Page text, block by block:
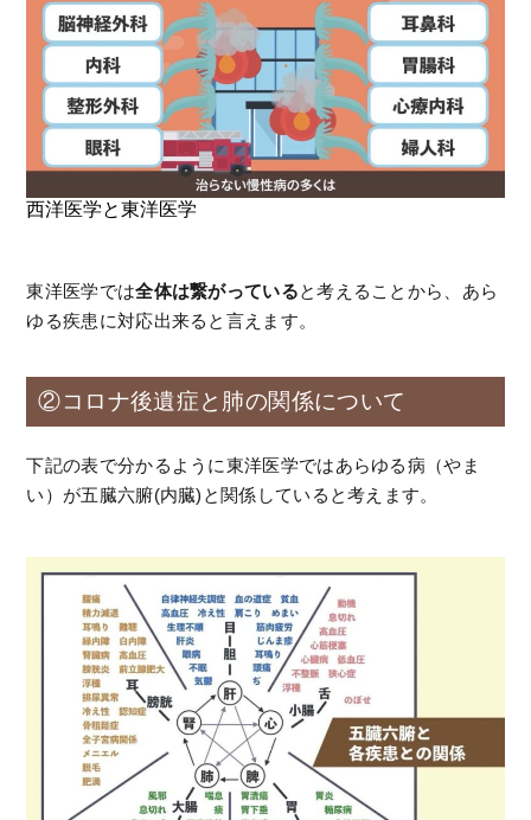
西洋医学と東洋医学
東洋医学では全体は繋がっていると考えることから、あら
ゆる疾患に対応出来ると言えます。
②コロナ後遺症と肺の関係について
下記の表で分かるように東洋医学ではあらゆる病（やま
い）が五臓六腑(内臓)と関係していると考えます。